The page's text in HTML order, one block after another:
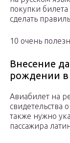
покупки
сделать
10 очень
Внесение
рождении в
Авиабилет на
свидетельства
также нужно
пассажира